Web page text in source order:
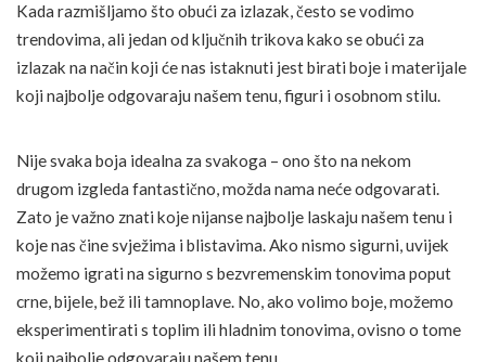
Kada razmišljamo što obući za izlazak, često se vodimo
trendovima, ali jedan od ključnih trikova kako se obući za
izlazak na način koji će nas istaknuti jest birati boje i materijale
koji najbolje odgovaraju našem tenu, figuri i osobnom stilu.
Nije svaka boja idealna za svakoga – ono što na nekom
drugom izgleda fantastično, možda nama neće odgovarati.
Zato je važno znati koje nijanse najbolje laskaju našem tenu i
koje nas čine svježima i blistavima. Ako nismo sigurni, uvijek
možemo igrati na sigurno s bezvremenskim tonovima poput
crne, bijele, bež ili tamnoplave. No, ako volimo boje, možemo
eksperimentirati s toplim ili hladnim tonovima, ovisno o tome